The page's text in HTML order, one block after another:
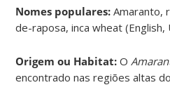
Nomes populares:Amaranto,
de-raposa, inca wheat (English,
Origem ou Habitat:O
encontrado nas regiões altas